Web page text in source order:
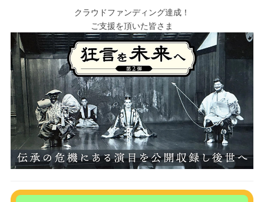
クラウドファンディング達成！
ご支援を頂いた皆さま